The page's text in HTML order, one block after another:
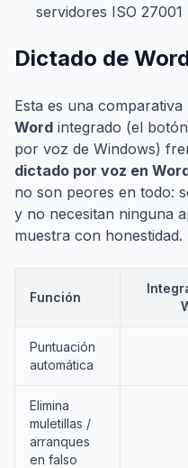
servidores ISO
Dictado de
Esta es una
Word integrado (el
por voz de Windows)
dictado por voz en
no son peores en todo:
y no necesitan ninguna
muestra con honestidad.
Función
Puntuación
automática
Elimina
muletillas /
arranques
en falso